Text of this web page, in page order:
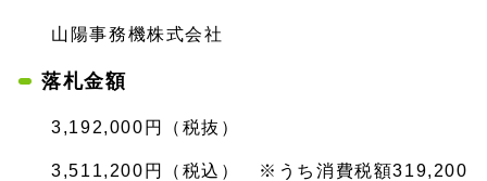
山陽事務機株式会社
落札金額
3,192,000円（税抜）
3,511,200円（税込） ※うち消費税額319,200